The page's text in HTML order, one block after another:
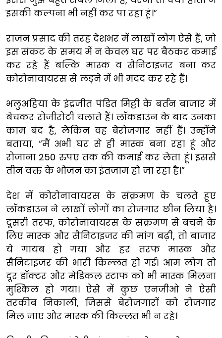
इसकी कल्पना भी नहीं कर पा रहा हूं।”
राजन प्रसाद की तरह देशभर में लाखों लोग ऐसे हैं, जो
इस संकट के समय में न केवल घर पर बैठकर कमाई
कर रहे हैं बल्कि मास्क व सैनिटाइजर बना कर
कोरोनावायरस से लड़ने में भी मदद कर रहे हैं।
भलुअहिया के इंद्रजीत पंडित मिट्टी के बर्तन बाजार में
बेचकर रोजीरोटी चलाते हैं। लॉकडाउन के बाद उनका
काम बंद है, लेकिन वह बेरोजगार नहीं हैं। उन्होंने
बताया, “मैं अभी घर से ही मास्क बना रहा हूं और
रोजाना 250 रुपए तक की कमाई कर लेता हूं। इससे
तीन वक्त के भोजन का इंतजाम हो जा रहा है।”
देश में कोरोनावायरस के संक्रमण के चलते हुए
लॉकडाउन ने लाखों लोगों का रोजगार छीन लिया है।
दूसरी तरफ, कोरोनावायरस के संक्रमण से बचने के
लिए मास्क और सैनिटाइजर की मांग बढ़ी, तो बाजार
ये गायब हो गया और हर तरफ मास्क और
सैनिटाइजर की भारी किल्लत हो गई। आम लोग तो
दूर डॉक्टर और मेडिकल स्टाफ को भी मास्क मिलना
मुश्किल हो गया। ऐसे में कुछ एनजीओ ने ऐसी
तरकीब निकाली, जिससे बेरोजगारों को रोजगार
मिल जाए और मास्क की किल्लत भी न रहे।